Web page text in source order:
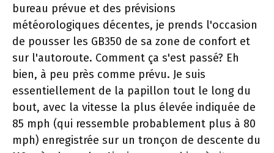
bureau prévue et des prévisions
météorologiques décentes, je prends l'occasion
de pousser les GB350 de sa zone de confort et
sur l'autoroute. Comment ça s'est passé? Eh
bien, à peu près comme prévu. Je suis
essentiellement de la papillon tout le long du
bout, avec la vitesse la plus élevée indiquée de
85 mph (qui ressemble probablement plus à 80
mph) enregistrée sur un tronçon de descente du